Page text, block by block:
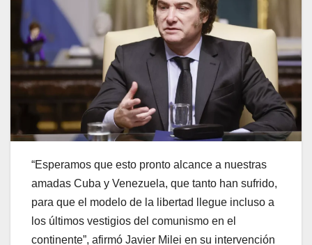
“Esperamos que esto pronto alcance a nuestras
amadas Cuba y Venezuela, que tanto han sufrido,
para que el modelo de la libertad llegue incluso a
los últimos vestigios del comunismo en el
continente”, afirmó Javier Milei en su intervención